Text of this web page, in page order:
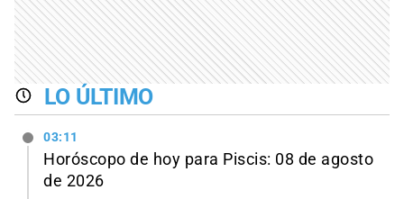
LO ÚLTIMO
03:11
Horóscopo de hoy para Piscis: 08 de agosto
de 2026